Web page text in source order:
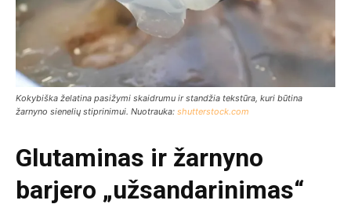
Kokybiška želatina pasižymi skaidrumu ir standžia tekstūra, kuri būtina
žarnyno sienelių stiprinimui. Nuotrauka: shutterstock.com
Glutaminas ir žarnyno
barjero „užsandarinimas“